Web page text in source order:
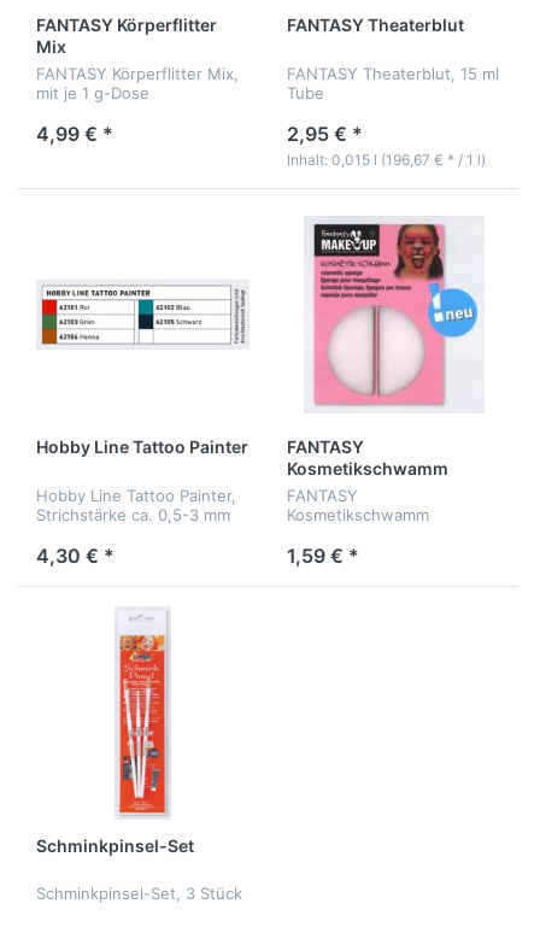
FANTASY Körperflitter
Mix
FANTASY Körperflitter Mix,
mit je 1 g-Dose
4,99 € *
FANTASY Theaterblut
FANTASY Theaterblut, 15 ml
Tube
2,95 € *
Inhalt: 0,015 l (196,67 € * / 1 l)
Hobby Line Tattoo Painter
Hobby Line Tattoo Painter,
Strichstärke ca. 0,5-3 mm
4,30 € *
FANTASY
Kosmetikschwamm
FANTASY
Kosmetikschwamm
1,59 € *
Schminkpinsel-Set
Schminkpinsel-Set, 3 Stück